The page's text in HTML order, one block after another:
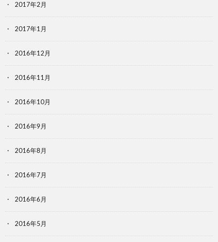
2017年2月
2017年1月
2016年12月
2016年11月
2016年10月
2016年9月
2016年8月
2016年7月
2016年6月
2016年5月